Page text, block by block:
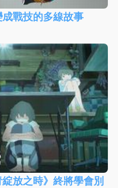
成戰技的多線故事
放之時》終將學會別